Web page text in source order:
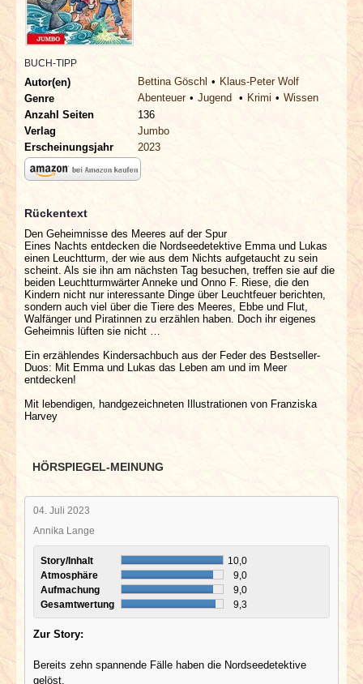
LINKS
ARCHIV
BUCH-TIPP
Autor(en) Bettina Göschl
Klaus-Peter Wolf
Genre
Abenteuer Jugend Krimi
Wissen
Anzahl Seiten
136
Verlag
Jumbo
Erscheinungsjahr
2023
Rückentext
Den Geheimnisse des Meeres auf der Spur
Eines Nachts entdecken die Nordseedetektive Emma und Lukas
einen Leuchtturm, der wie aus dem Nichts aufgetaucht zu sein
scheint. Als sie ihn am nächsten Tag besuchen, treffen sie auf die
beiden Leuchtturmwärter Anneke und Onno F. Riese, die den
Kindern nicht nur interessante Dinge über Leuchtfeuer berichten,
sondern auch viel über die Tiere des Meeres, Ebbe und Flut,
Walfänger und Piratinnen zu erzählen haben. Doch ihr eigenes
Geheimnis lüften sie nicht …
Ein erzählendes Kindersachbuch aus der Feder des Bestseller-
Duos: Mit Emma und Lukas das Leben am und im Meer
entdecken!
Mit lebendigen, handgezeichneten Illustrationen von Franziska
Harvey
HÖRSPIEGEL-MEINUNG
04. Juli 2023
Annika Lange
Story/Inhalt
10,0
Atmosphäre
9,0
Aufmachung
9,0
Gesamtwertung
9,3
Zur Story:
Bereits zehn spannende Fälle haben die Nordseedetektive
gelöst.